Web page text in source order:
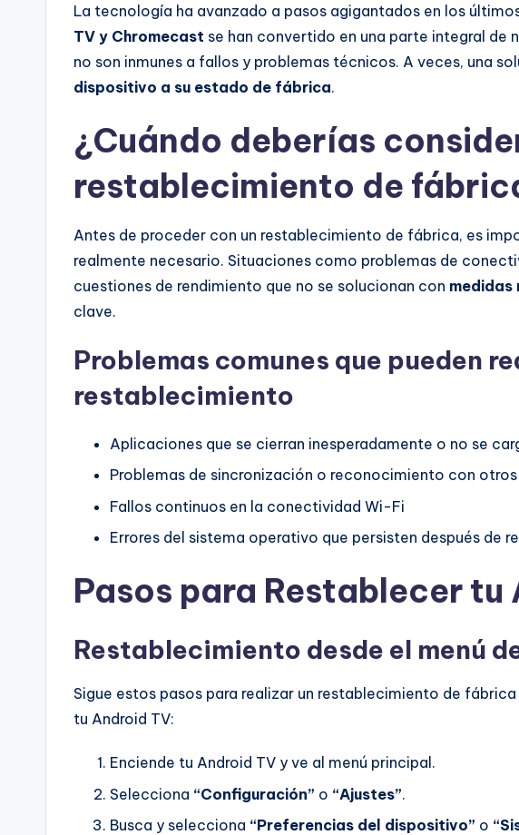
La tecnología ha avanzado a pasos agigantados en los
TV y Chromecast se han convertido en una parte integral de
no son inmunes a fallos y problemas técnicos. A veces, una
dispositivo a su estado de fábrica.
¿Cuándo deberías
restablecimiento de
Antes de proceder con un restablecimiento de fábrica, es
realmente necesario. Situaciones como problemas de
cuestiones de rendimiento que no se solucionan con medidas
clave.
Problemas comunes que pueden
restablecimiento
Aplicaciones que se cierran inesperadamente o no se
Problemas de sincronización o reconocimiento con
Fallos continuos en la conectividad Wi-Fi
Errores del sistema operativo que persisten después de
Pasos para Restablecer tu
Restablecimiento desde el menú
Sigue estos pasos para realizar un restablecimiento de
tu Android TV:
Enciende tu Android TV y ve al menú principal.
Selecciona “Configuración” o “Ajustes”.
Busca y selecciona “Preferencias del dispositivo” o